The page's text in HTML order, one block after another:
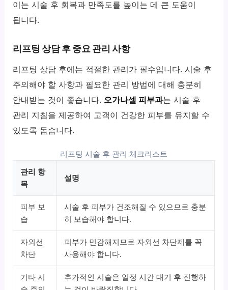
이는 시술 후 회복과 만족도를 높이는 데 큰 도움이
됩니다.
리프팅 상담 후 중요 관리 사항
리프팅 상담 후에는 적절한 관리가 필수입니다. 시술 후
주의해야 할 사항과 필요한 관리 방법에 대해 충분히
안내받는 것이 좋습니다. 오가나셀 피부과는 시술 후
관리 지침을 제공하여 고객이 건강한 피부를 유지할 수
있도록 돕습니다.
리프팅 시술 후 관리 체크리스트
관리 항
목
설명
피부 보
습
시술 후 피부가 건조해질 수 있으므로 충분
히 보습해야 합니다.
자외선
차단
피부가 민감해지므로 자외선 차단제를 꼭
사용해야 합니다.
기타 시
추가적인 시술은 일정 시간 대기 후 진행하